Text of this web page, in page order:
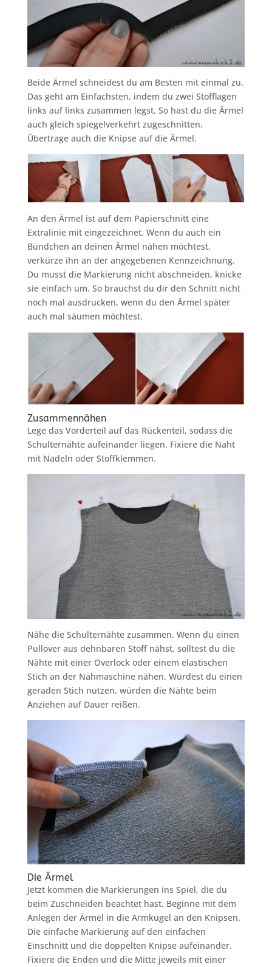
Beide Ärmel schneidest du am Besten mit einmal zu.
Das geht am Einfachsten, indem du zwei Stofflagen
links auf links zusammen legst. So hast du die Ärmel
auch gleich spiegelverkehrt zugeschnitten.
Übertrage auch die Knipse auf die Ärmel.
An den Ärmel ist auf dem Papierschnitt eine
Extralinie mit eingezeichnet. Wenn du auch ein
Bündchen an deinen Ärmel nähen möchtest,
verkürze ihn an der angegebenen Kennzeichnung.
Du musst die Markierung nicht abschneiden, knicke
sie einfach um. So brauchst du dir den Schnitt nicht
noch mal ausdrucken, wenn du den Ärmel später
auch mal säumen möchtest.
Zusammennähen
Lege das Vorderteil auf das Rückenteil, sodass die
Schulternähte aufeinander liegen. Fixiere die Naht
mit Nadeln oder Stoffklemmen.
Nähe die Schulternähte zusammen. Wenn du einen
Pullover aus dehnbaren Stoff nähst, solltest du die
Nähte mit einer Overlock oder einem elastischen
Stich an der Nähmaschine nähen. Würdest du einen
geraden Stich nutzen, würden die Nähte beim
Anziehen auf Dauer reißen.
Die Ärmel
Jetzt kommen die Markierungen ins Spiel, die du
beim Zuschneiden beachtet hast. Beginne mit dem
Anlegen der Ärmel in die Armkugel an den Knipsen.
Die einfache Markierung auf den einfachen
Einschnitt und die doppelten Knipse aufeinander.
Fixiere die Enden und die Mitte jeweils mit einer